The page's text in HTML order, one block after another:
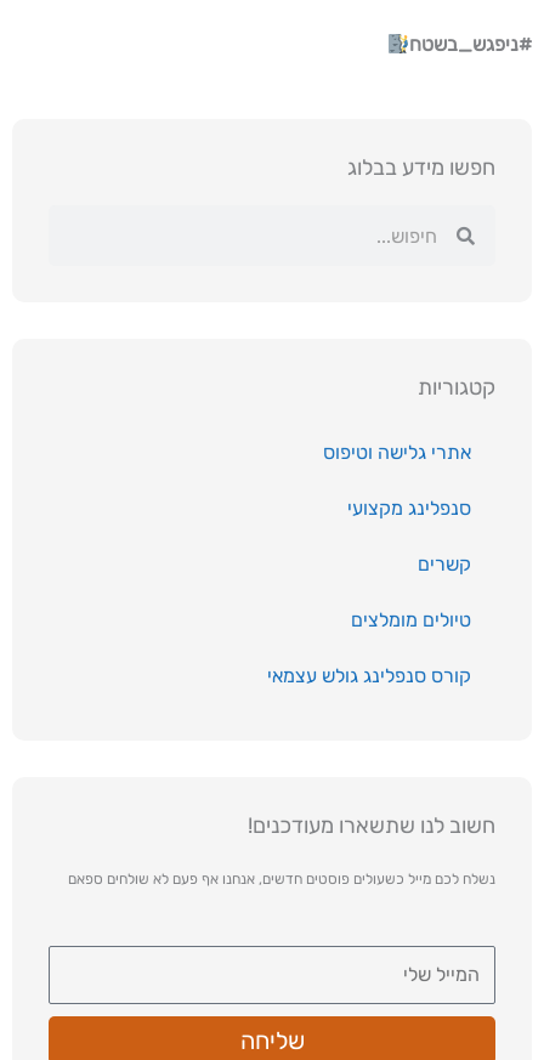
#ניפגש_בשטח
חפשו מידע בבלוג
קטגוריות
אתרי גלישה וטיפוס
סנפלינג מקצועי
קשרים
טיולים מומלצים
קורס סנפלינג גולש עצמאי
חשוב לנו שתשארו מעודכנים!
נשלח לכם מייל כשעולים פוסטים חדשים, אנחנו אף פעם לא שולחים ספאם
שליחה